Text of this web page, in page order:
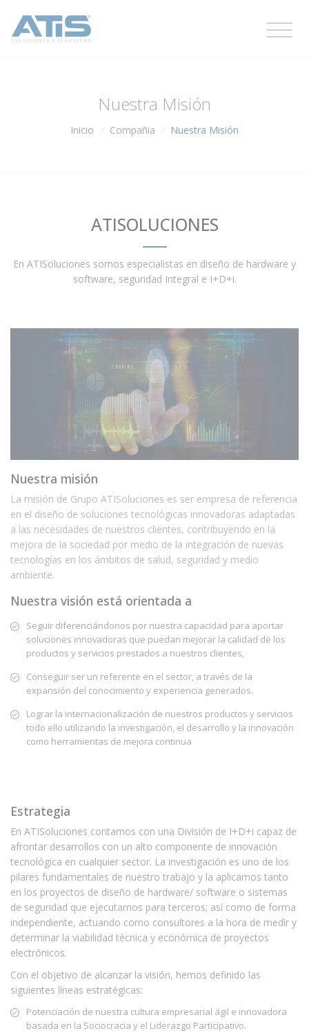
Nuestra Misión
Inicio Compañia Nuestra Misión
ATISOLUCIONES
En ATISoluciones somos especialistas en diseño de hardware y
software, seguridad Integral e I+D+i.
Nuestra misión
La misión de Grupo ATISoluciones es ser empresa de referencia
en el diseño de soluciones tecnológicas innovadoras adaptadas
a las necesidades de nuestros clientes, contribuyendo en la
mejora de la sociedad por medio de la integración de nuevas
tecnologías en los ámbitos de salud, seguridad y medio
ambiente.
Nuestra visión está orientada a
Seguir diferenciándonos por nuestra capacidad para aportar
soluciones innovadoras que puedan mejorar la calidad de los
productos y servicios prestados a nuestros clientes,
Conseguir ser un referente en el sector, a través de la
expansión del conocimiento y experiencia generados.
Lograr la internacionalización de nuestros productos y servicios
todo ello utilizando la investigación, el desarrollo y la innovación
como herramientas de mejora continua
Estrategia
En ATISoluciones contamos con una División de I+D+i capaz de
afrontar desarrollos con un alto componente de innovación
tecnológica en cualquier sector. La investigación es uno de los
pilares fundamentales de nuestro trabajo y la aplicamos tanto
en los proyectos de diseño de hardware/ software o sistemas
de seguridad que ejecutamos para terceros; así como de forma
independiente, actuando como consultores a la hora de medir y
determinar la viabilidad técnica y económica de proyectos
electrónicos.
Con el objetivo de alcanzar la visión, hemos definido las
siguientes líneas estratégicas:
Potenciación de nuestra cultura empresarial ágil e innovadora
basada en la Sociocracia y el Liderazgo Participativo.